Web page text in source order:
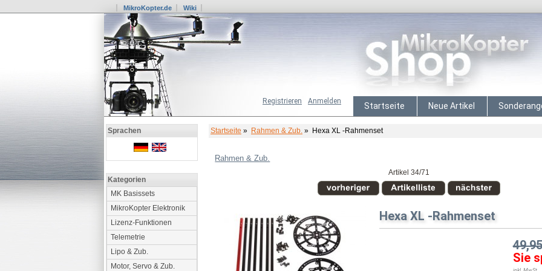
MikroKopter.de Wiki
Startseite Neue Artikel
Anmelden
Registrieren
Sprachen
Kategorien
MK Basissets
MikroKopter Elektronik
Lizenz-Funktionen
Telemetrie
Lipo & Zub.
Motor, Servo & Zub.
Startseite » Rahmen & Zub. » Hexa XL -Rahmenset
Rahmen & Zub.
Artikel 34/71
Hexa XL -Rahmenset
Sie